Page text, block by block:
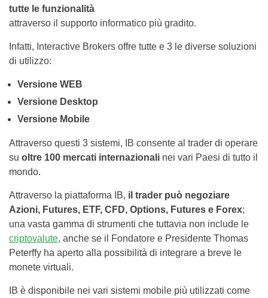
tutte le funzionalità
attraverso il supporto informatico più gradito.
Infatti, Interactive Brokers offre tutte e 3 le diverse soluzioni
di utilizzo:
Versione WEB
Versione Desktop
Versione Mobile
Attraverso questi 3 sistemi, IB consente al trader di operare
su oltre 100 mercati internazionali nei vari Paesi di tutto il
mondo.
Attraverso la piattaforma IB, il trader può negoziare
Azioni, Futures, ETF, CFD, Options, Futures e Forex;
una vasta gamma di strumenti che tuttavia non include le
criptovalute, anche se il Fondatore e Presidente Thomas
Peterffy ha aperto alla possibilità di integrare a breve le
monete virtuali.
IB è disponibile nei vari sistemi mobile più utilizzati come